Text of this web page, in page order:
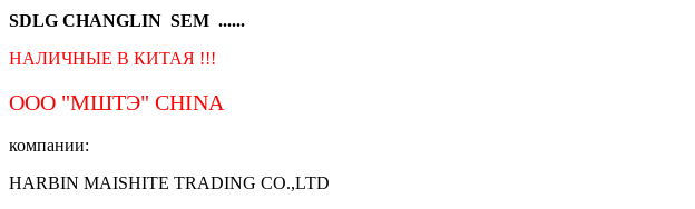
SDLG CHANGLIN SEM ......
НАЛИЧНЫЕ В КИТАЯ !!!
ООО "МШТЭ" CHINA
компании:
HARBIN MAISHITE TRADING CO.,LTD